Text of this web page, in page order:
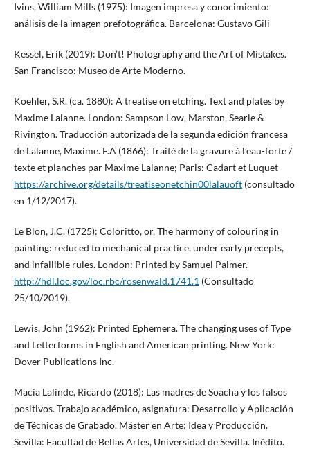
Ivins, William Mills (1975): Imagen impresa y conocimiento:
análisis de la imagen prefotográfica. Barcelona: Gustavo Gili
Kessel, Erik (2019): Don’t! Photography and the Art of Mistakes.
San Francisco: Museo de Arte Moderno.
Koehler, S.R. (ca. 1880): A treatise on etching. Text and plates by
Maxime Lalanne. London: Sampson Low, Marston, Searle &
Rivington. Traducción autorizada de la segunda edición francesa
de Lalanne, Maxime. F.A (1866): Traité de la gravure à l’eau-forte /
texte et planches par Maxime Lalanne; Paris: Cadart et Luquet
https://archive.org/details/treatiseonetchin00lalauoft(consultado
en 1/12/2017).
Le Blon, J.C. (1725): Coloritto, or, The harmony of colouring in
painting: reduced to mechanical practice, under early precepts,
and infallible rules. London: Printed by Samuel Palmer.
http://hdl.loc.gov/loc.rbc/rosenwald.1741.1 (Consultado
25/10/2019).
Lewis, John (1962): Printed Ephemera. The changing uses of Type
and Letterforms in English and American printing. New York:
Dover Publications Inc.
Macía Lalinde, Ricardo (2018): Las madres de Soacha y los falsos
positivos. Trabajo académico, asignatura: Desarrollo y Aplicación
de Técnicas de Grabado. Máster en Arte: Idea y Producción.
Sevilla: Facultad de Bellas Artes, Universidad de Sevilla. Inédito.